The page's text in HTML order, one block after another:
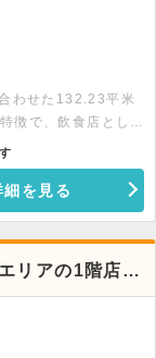
わせた132.23平米
徴で、飲食店として
ど設備も充実してお
面積：1階56.19平
細を見る
リアの1階店舗